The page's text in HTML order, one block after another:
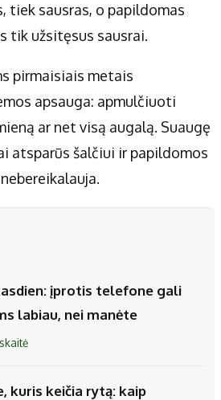
tiek sausras, o papildomas
tik užsitęsus sausrai.
pirmaisiais metais
apsauga: apmulčiuoti
ar net visą augalą. Suaugę
atsparūs šalčiui ir papildomos
įprotis telefone gali
labiau, nei manėte
kuris keičia rytą: kaip